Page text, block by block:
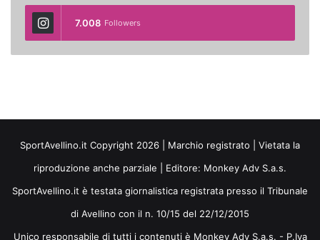
7.008 Followers
SportAvellino.it Copyright 2026 | Marchio registrato | Vietata la
riproduzione anche parziale | Editore: Monkey Adv S.a.s.
SportAvellino.it è testata giornalistica registrata presso il Tribunale
di Avellino con il n. 10/15 del 22/12/2015
Unico responsabile di tutti i contenuti è Monkey Adv S.a.s. - P.Iva